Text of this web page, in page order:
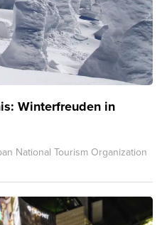
Winterfreuden in
National Tourism Organization